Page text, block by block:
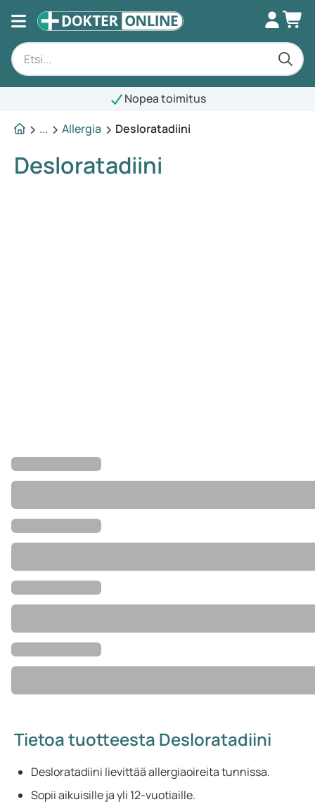
Nopea toimitus
...
Allergia Desloratadiini
Desloratadiini
Tietoa tuotteesta Desloratadiini
Desloratadiini lievittää allergiaoireita tunnissa.
Sopii aikuisille ja yli 12-vuotiaille.